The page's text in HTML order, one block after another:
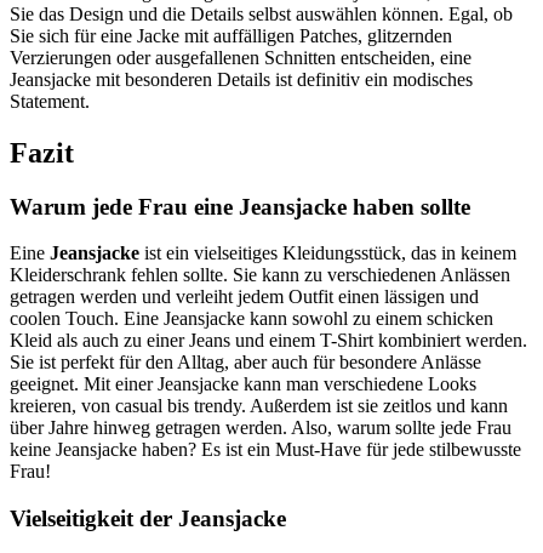
Sie das Design und die Details selbst auswählen können. Egal, ob
Sie sich für eine Jacke mit auffälligen Patches, glitzernden
Verzierungen oder ausgefallenen Schnitten entscheiden, eine
Jeansjacke mit besonderen Details ist definitiv ein modisches
Statement.
Fazit
Warum jede Frau eine Jeansjacke haben sollte
Eine Jeansjacke ist ein vielseitiges Kleidungsstück, das in keinem
Kleiderschrank fehlen sollte. Sie kann zu verschiedenen Anlässen
getragen werden und verleiht jedem Outfit einen lässigen und
coolen Touch. Eine Jeansjacke kann sowohl zu einem schicken
Kleid als auch zu einer Jeans und einem T-Shirt kombiniert werden.
Sie ist perfekt für den Alltag, aber auch für besondere Anlässe
geeignet. Mit einer Jeansjacke kann man verschiedene Looks
kreieren, von casual bis trendy. Außerdem ist sie zeitlos und kann
über Jahre hinweg getragen werden. Also, warum sollte jede Frau
keine Jeansjacke haben? Es ist ein Must-Have für jede stilbewusste
Frau!
Vielseitigkeit der Jeansjacke